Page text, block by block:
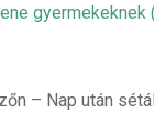
gyermekeknek
– Nap után